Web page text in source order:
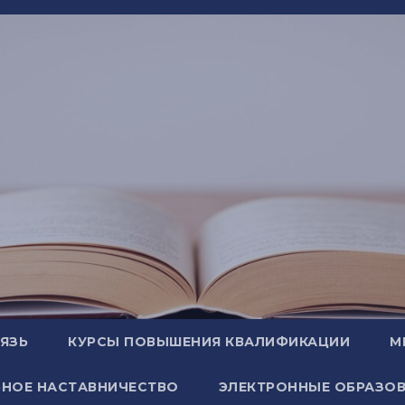
КУРСЫ ПОВЫШЕНИЯ КВАЛИФИКАЦИИ
НАСТАВНИЧЕСТВО ЭЛЕКТРОННЫЕ